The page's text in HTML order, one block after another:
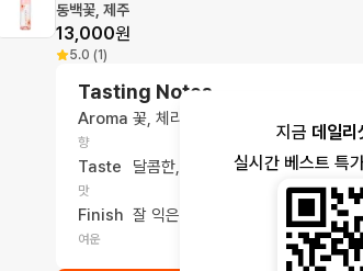
동백꽃, 제주
13,000원
5.0 (1)
Tasting Notes
Aroma
향
꽃, 체리, 달콤한, 미네랄리티
Taste
맛
달콤한, 타닌, 은은한, 달콤한
Finish
여운
잘 익은 포도, 시트러스, 달콤한
지금 데일리
실시간 베스트 특